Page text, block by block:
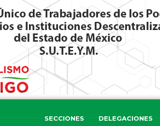
SECCIONES DELEGACIONES